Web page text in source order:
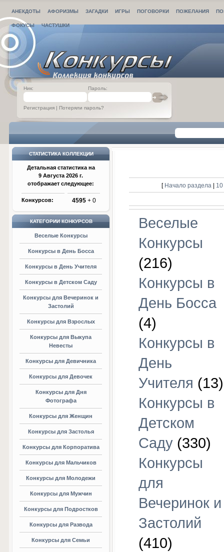
АНЕКДОТЫ АФОРИЗМЫ ЗАГАДКИ ИГРЫ ПОГОВОРКИ ПОЖЕЛАНИЯ
ФОКУСЫ ЧАСТУШКИ
Ник: Пароль:
Регистрация | Потеряли пароль?
СТАТИСТИКА КОЛЛЕКЦИИ
Детальная статистика на
9 Августа 2026 г.
отображает следующее:
Конкурсов: 4595 + 0
КАТЕГОРИИ КОНКУРСОВ
Веселые Конкурсы
Конкурсы в День Босса
Конкурсы в День Учителя
Конкурсы в Детском Саду
Конкурсы для Вечеринок и
Застолий
Конкурсы для Взрослых
Конкурсы для Выкупа
Невесты
Конкурсы для Девичника
Конкурсы для Девочек
Конкурсы для Дня
Фотографа
Конкурсы для Женщин
Конкурсы для Застолья
Конкурсы для Корпоратива
Конкурсы для Мальчиков
Конкурсы для Молодежи
Конкурсы для Мужчин
Конкурсы для Подростков
Конкурсы для Развода
Конкурсы для Семьи
[ Начало раздела |
Веселые
Конкурсы
(216)
Конкурсы в
День Босса
(4)
Конкурсы в
День
Учителя (13)
Конкурсы в
Детском
Саду(330)
Конкурсы
для
Вечеринок и
Застолий
(410)